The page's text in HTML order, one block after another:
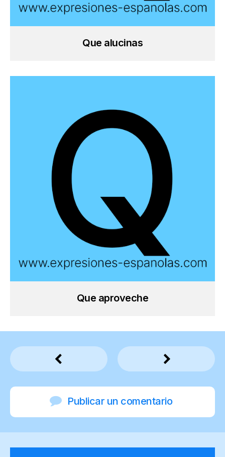
Que alucinas
Que aproveche
Publicar un comentario